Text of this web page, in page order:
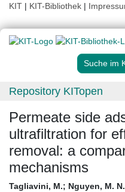
KIT | KIT-Bibliothek |
Suche im
Repository KITopen
Permeate side
ultrafiltration for
removal: a
mechanisms
Tagliavini, M.; Nguyen, M. N.